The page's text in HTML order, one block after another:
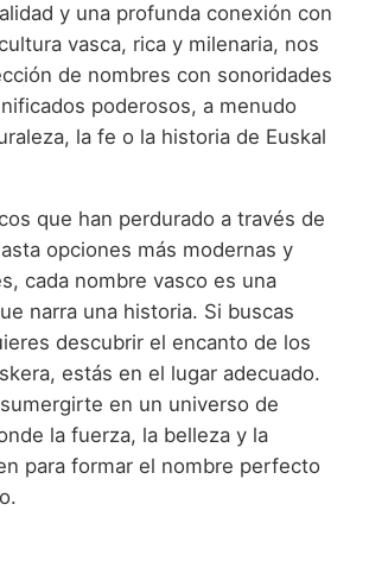
de niño que empiezan por H
de niño que empiezan por I
de niño que empiezan por J
de niño que empiezan por M
de niño que empiezan por N
de niño que empiezan por O
de niño que empiezan por P
de niño que empiezan por Q
de niño que empiezan por R
de Niño Castellanos
de Niño Catalanes
de Niño Extremeños
de Niño Madrileños
de Niño Murcianos
Nombres de Niño Navarros
de Niño Riojanos
de Niño Valencianos
Nombres de Niño Vascos
de Niño Romanos
de Niño Vikingos
Nombres de Niño Franceses
de Niño Hispanoamericanos
Nombres de Niño Ingleses
de Niño Japoneses
Nombres de Niño Judíos
de Niño Marroquíes
de Niño Portugueses
de Niño Rumanos
Nombres de Niño Rusos
Nombres de Niño Suecos
y una profunda conexión con
vasca, rica y milenaria, nos
de nombres con sonoridades
poderosos, a menudo
la fe o la historia de Euskal
que han perdurado a través de
opciones más modernas y
cada nombre vasco es una
narra una historia. Si buscas
descubrir el encanto de los
estás en el lugar adecuado.
en un universo de
la fuerza, la belleza y la
para formar el nombre perfecto